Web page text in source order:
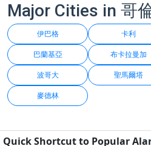
Major Cities in 哥
伊巴格 卡利
巴蘭基亞 布卡拉曼加
波哥大 聖馬爾塔
麥德林
Quick Shortcut to Popular